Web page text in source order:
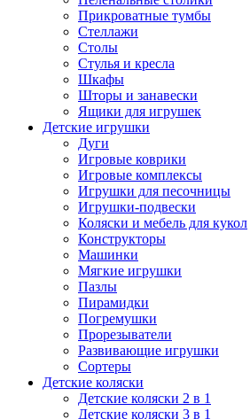
Прикроватные тумбы
Стеллажи
Столы
Стулья и кресла
Шкафы
Шторы и занавески
Ящики для игрушек
Детские игрушки
Дуги
Игровые коврики
Игровые комплексы
Игрушки для песочницы
Игрушки-подвески
Коляски и мебель для кукол
Конструкторы
Машинки
Мягкие игрушки
Пазлы
Пирамидки
Погремушки
Прорезыватели
Развивающие игрушки
Сортеры
Детские коляски
Детские коляски 2 в 1
Детские коляски 3 в 1